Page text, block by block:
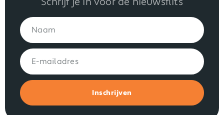
Inschrijven